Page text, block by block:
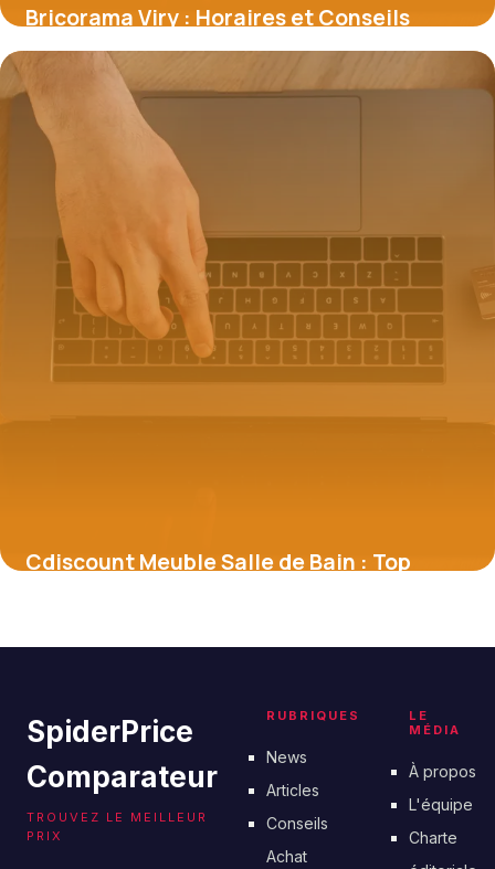
Bricorama Viry : Horaires et Conseils
3 juillet 2026
Cdiscount Meuble Salle de Bain : Top
SpiderPrice
Comparateur
TROUVEZ LE MEILLEUR
PRIX
RUBRIQUES
News
Articles
Conseils
Achat
LE
MÉDIA
À propos
L'équipe
Charte